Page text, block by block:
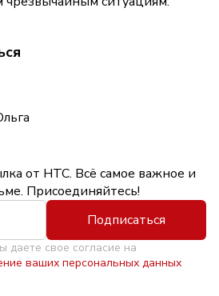
от НТС. Всё самое важное и
Присоединяйтесь!
Подписаться
даете свое согласие на
ваших персональных данных